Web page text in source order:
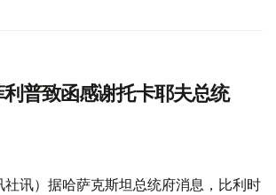
普致函感谢托卡耶夫总统
社讯）据哈萨克斯坦总统府消息，比利时